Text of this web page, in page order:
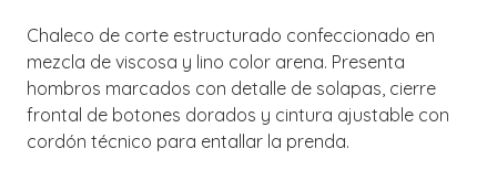
Chaleco de corte estructurado confeccionado en
mezcla de viscosa y lino color arena. Presenta
hombros marcados con detalle de solapas, cierre
frontal de botones dorados y cintura ajustable con
cordón técnico para entallar la prenda.